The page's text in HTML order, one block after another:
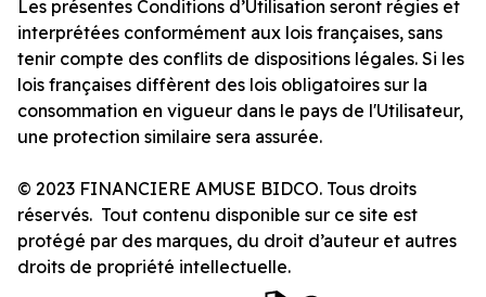
Les présentes Conditions d’Utilisation seront régies et
interprétées conformément aux lois françaises, sans
tenir compte des conflits de dispositions légales. Si les
lois françaises diffèrent des lois obligatoires sur la
consommation en vigueur dans le pays de l'Utilisateur,
une protection similaire sera assurée.
© 2023 FINANCIERE AMUSE BIDCO. Tous droits
réservés. Tout contenu disponible sur ce site est
protégé par des marques, du droit d’auteur et autres
droits de propriété intellectuelle.